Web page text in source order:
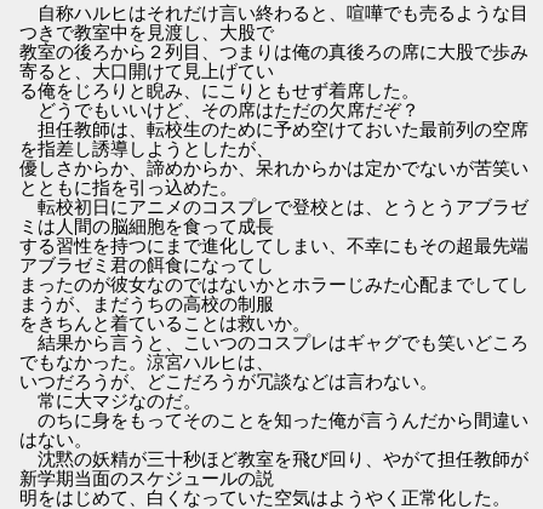
自称ハルヒはそれだけ言い終わると、喧嘩でも売るような目
つきで教室中を見渡し、大股で
教室の後ろから２列目、つまりは俺の真後ろの席に大股で歩み
寄ると、大口開けて見上げてい
る俺をじろりと睨み、にこりともせず着席した。
どうでもいいけど、その席はただの欠席だぞ？
担任教師は、転校生のために予め空けておいた最前列の空席
を指差し誘導しようとしたが、
優しさからか、諦めからか、呆れからかは定かでないが苦笑い
とともに指を引っ込めた。
転校初日にアニメのコスプレで登校とは、とうとうアブラゼ
ミは人間の脳細胞を食って成長
する習性を持つにまで進化してしまい、不幸にもその超最先端
アブラゼミ君の餌食になってし
まったのが彼女なのではないかとホラーじみた心配までしてし
まうが、まだうちの高校の制服
をきちんと着ていることは救いか。
結果から言うと、こいつのコスプレはギャグでも笑いどころ
でもなかった。涼宮ハルヒは、
いつだろうが、どこだろうが冗談などは言わない。
常に大マジなのだ。
のちに身をもってそのことを知った俺が言うんだから間違い
はない。
沈黙の妖精が三十秒ほど教室を飛び回り、やがて担任教師が
新学期当面のスケジュールの説
明をはじめて、白くなっていた空気はようやく正常化した。